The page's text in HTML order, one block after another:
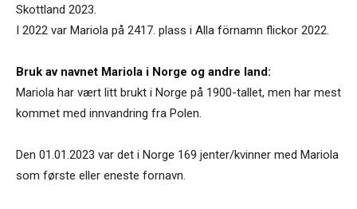
Skottland 2023.
I 2022 var Mariola på 2417. plass i Alla förnamn flickor 2022.
Bruk av navnet Mariola i Norge og andre land:
Mariola har vært litt brukt i Norge på 1900-tallet, men har mest
kommet med innvandring fra Polen.
Den 01.01.2023 var det i Norge 169 jenter/kvinner med Mariola
som første eller eneste fornavn.